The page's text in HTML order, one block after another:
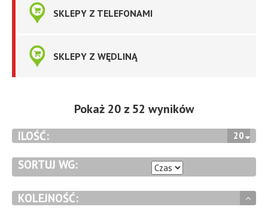
SKLEPY Z TELEFONAMI
SKLEPY Z WĘDLINĄ
Pokaż 20 z 52 wyników
ILOŚĆ: 20
SORTUJ WG:
KOLEJNOŚĆ: